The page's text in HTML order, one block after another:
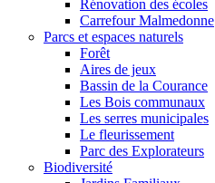
Rénovation des écoles
Carrefour Malmedonne
Parcs et espaces naturels
Forêt
Aires de jeux
Bassin de la Courance
Les Bois communaux
Les serres municipales
Le fleurissement
Parc des Explorateurs
Biodiversité